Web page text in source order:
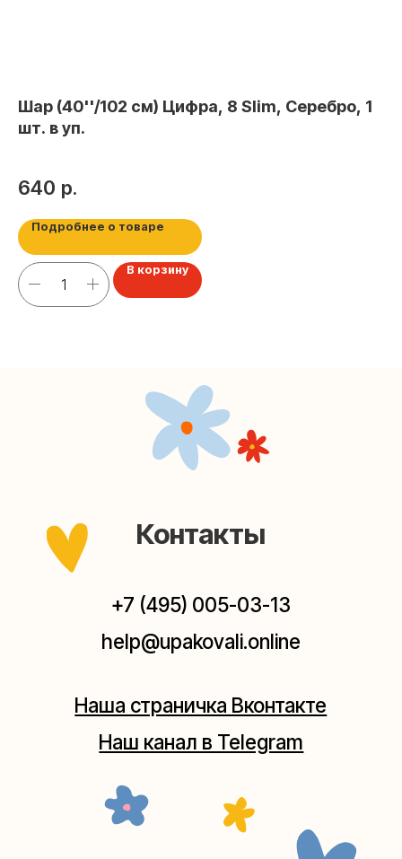
Шар (40''/102 см) Цифра, 8 Slim, Серебро, 1
шт. в уп.
640 р.
Подробнее о товаре
В корзину
Мастерские упаковки подарков работают без
выходных, с 10 до 20 часов. Пишите, звоните,
заходите — всегда рады помочь!
Москва, ул.Плющиха, дом 42
Москва, ул.Таганская, дом 25-27
(как пройти)
Мастерская на Плющихе
Наш канал в Telegram
+7 (495) 005-03-13
help@upakovali.online